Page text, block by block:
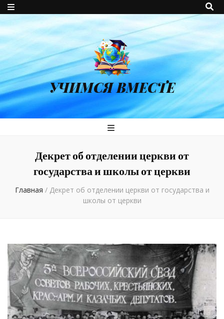
УЧИМСЯ ВМЕСТЕ
Декрет об отделении церкви от
государства и школы от церкви
Главная / Декрет об отделении церкви от государства и
школы от церкви